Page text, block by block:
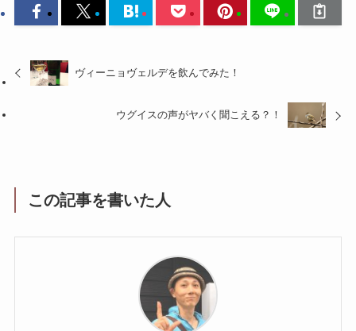
ヴィーニョヴェルデを飲んでみた！
ウグイスの声がヤバく聞こえる？！
この記事を書いた人